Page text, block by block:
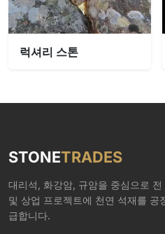
럭셔리 스톤
STONETRADES
대리석, 화강암, 규암을 중심으로
및 상업 프로젝트에 천연 석재를 공
급합니다.